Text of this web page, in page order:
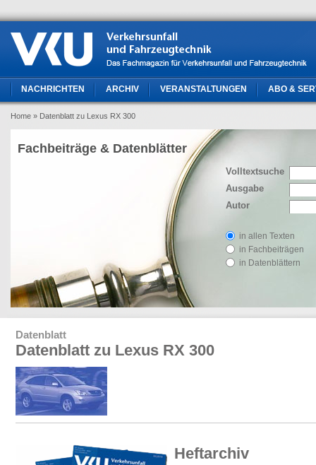
NACHRICHTEN ARCHIV VERANSTALTUNGEN ABO &
Home » Datenblatt zu Lexus RX 300
Volltextsuche
Ausgabe
Autor
in allen Texten
in Fachbeiträgen
in Datenblättern
Fachbeiträge & Datenblätter
Datenblatt
Datenblatt zu Lexus RX 300
Heftarchiv